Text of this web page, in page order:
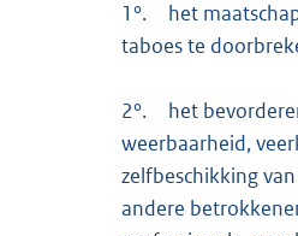
1°.
het
taboes te
2°.
het
weerbaarheid,
zelfbeschikking
andere